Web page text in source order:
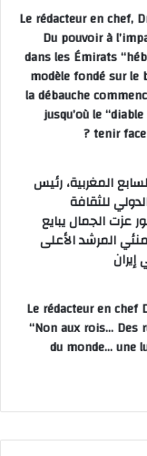
Le rédacteur en chef,
Du pouvoir à
dans les Émirats
modèle fondé sur le
la débauche
jusqu’où le
tenir
المغربية، رئيس
للثقافة
عزت الجمال يبايع
المرشد الأعلى
Le rédacteur en chef
“Non aux rois… Des
du monde… une